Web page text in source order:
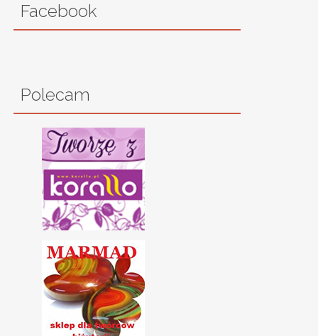
Facebook
Polecam